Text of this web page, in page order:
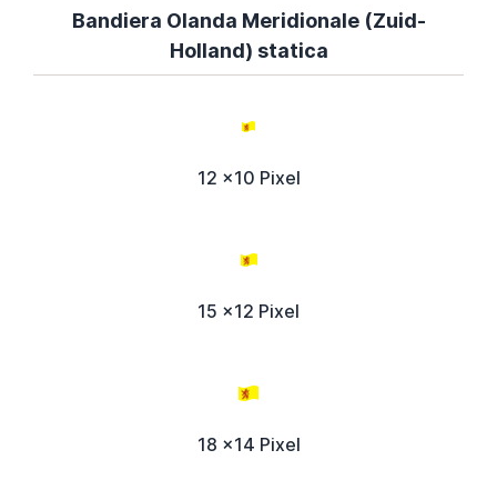
Bandiera Olanda Meridionale (Zuid-
Holland) statica
12 x10 Pixel
15 x12 Pixel
18 x14 Pixel